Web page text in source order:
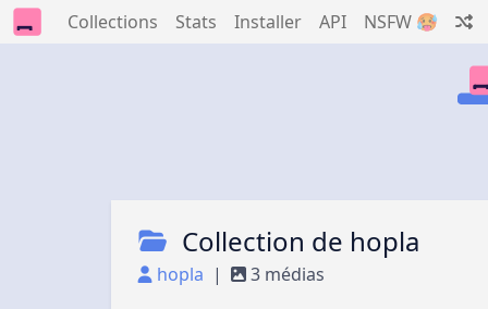
Collections Stats Installer API NSFW 🥵
Collection de hopla
hopla | 3 médias